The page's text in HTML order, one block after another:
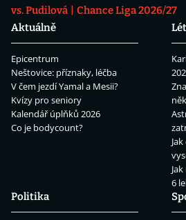
vs. Pudilová
Chance Liga 2026/27
Aktuálně
Epicentrum
Neštovice: příznaky, léčba
V čem jezdí Yamal a Mesii?
Kvízy pro seniory
Kalendář úplňků 2026
Co je bodycount?
6
Politika